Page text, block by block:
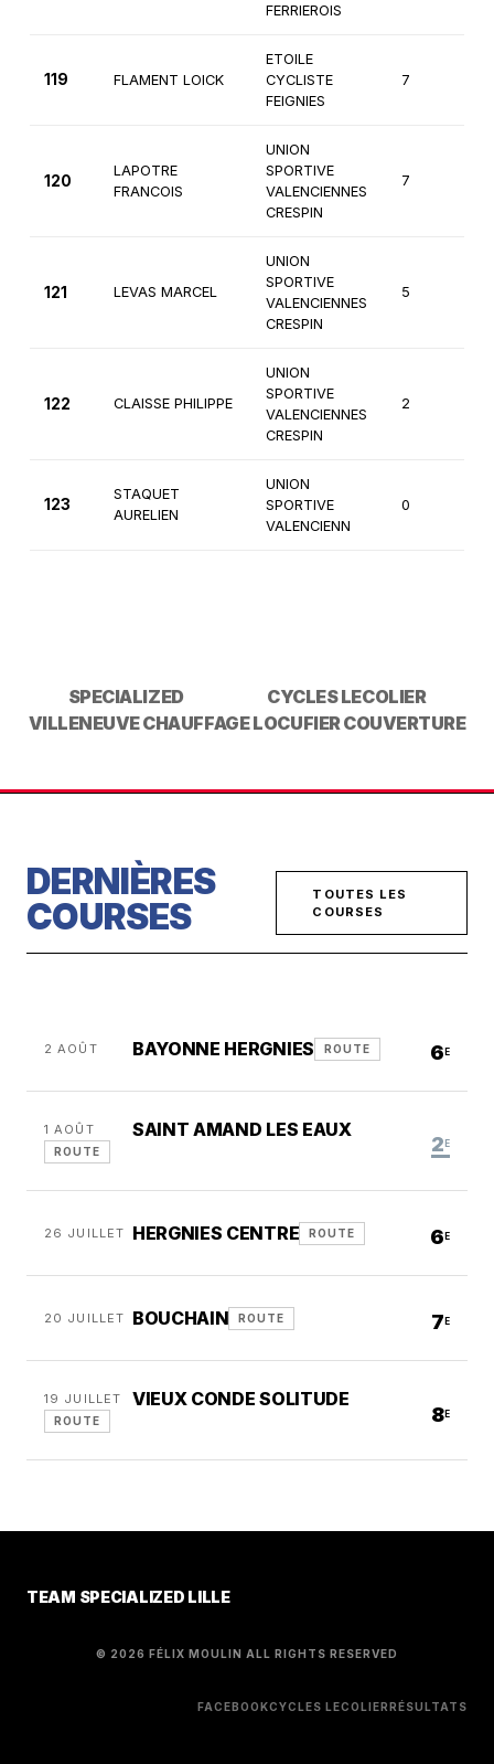
FERRIEROIS
119 FLAMENT LOICK
ETOILE
CYCLISTE
FEIGNIES
7
120
LAPOTRE
FRANCOIS
UNION
SPORTIVE
VALENCIENNES
CRESPIN
7
121 LEVAS MARCEL
UNION
SPORTIVE
VALENCIENNES
CRESPIN
5
122 CLAISSE PHILIPPE
UNION
SPORTIVE
VALENCIENNES
CRESPIN
2
123
STAQUET
AURELIEN
UNION
SPORTIVE
VALENCIENN
0
SPECIALIZED
CYCLES LECOLIER
VILLENEUVE CHAUFFAGELOCUFIER COUVERTURE
DERNIÈRES
COURSES
TOUTES LES
COURSES
2 AOÛT BAYONNE HERGNIES ROUTE 6 E
1 AOÛT SAINT AMAND LES EAUX
ROUTE 2 E
26 JUILLET HERGNIES CENTRE ROUTE 6 E
20 JUILLET BOUCHAIN ROUTE 7 E
19 JUILLET VIEUX CONDE SOLITUDE
ROUTE 8E
TEAM SPECIALIZED LILLE
© 2026 FÉLIX MOULIN ALL RIGHTS RESERVED
FACEBOOKCYCLES LECOLIERRÉSULTATS